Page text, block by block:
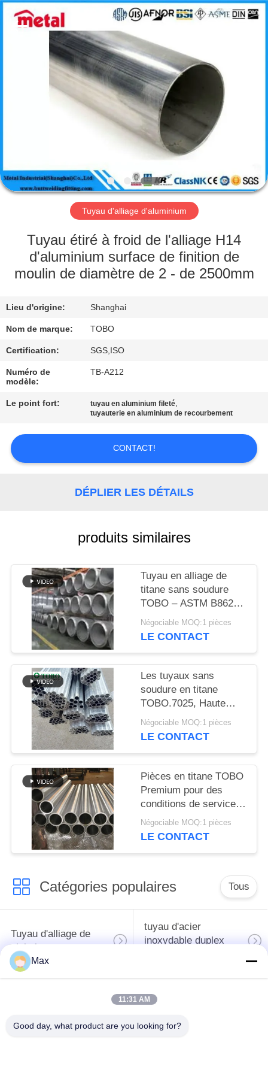
MAISON
PRODUITS
DE
NOUS
VISITE
D'USINE
DE
QUALITÉ
CONTACTEZ-
NOUS
NOUVELLES
SITE
PRIVACY
POLICY
STEEL
GROUP
CHINA.
Tuyau d'alliage d'aluminium
Tuyau étiré à froid de l'alliage H14
d'aluminium surface de finition de
moulin de diamètre de 2 - de 2500mm
Lieu d'origine: Shanghai
Nom de marque: TOBO
Certification: SGS,ISO
Numéro de
modèle:
TB-A212
Le point fort: tuyau en aluminium fileté,
tuyauterie en aluminium de recourbement
CONTACT!
DÉPLIER LES DÉTAILS
produits similaires
Tuyau en alliage de
titane sans soudure
TOBO – ASTM B862 /
DIN 3.7025, haute
résistance à la
Négociable MOQ:1 pièces
LE CONTACT
Les tuyaux sans
soudure en titane
TOBO.7025, Haute
résistance à la
corrosion et durable
Négociable MOQ:1 pièces
LE CONTACT
Pièces en titane TOBO
Premium pour des
conditions de service
extrêmes (ASTM B862
/ DIN 3.7025)
Négociable MOQ:1 pièces
LE CONTACT
Catégories populaires Tous
Tuyau d'alliage de
nickel
tuyau d'acier
inoxydable duplex
tuyau d'acier enduit
Max
11:31 AM
Good day, what product are you looking for?